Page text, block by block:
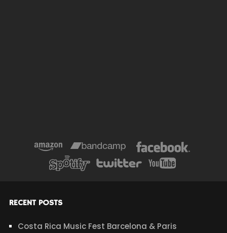
RECENT POSTS
Costa Rica Music Fest Barcelona & Paris